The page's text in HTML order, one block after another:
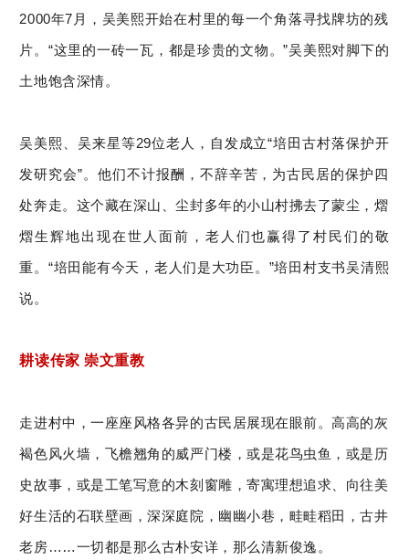
2000年7月，吴美熙开始在村里的每一个角落寻找牌坊的残
片。“这里的一砖一瓦，都是珍贵的文物。”吴美熙对脚下的
土地饱含深情。
吴美熙、吴来星等29位老人，自发成立“培田古村落保护开
发研究会”。他们不计报酬，不辞辛苦，为古民居的保护四
处奔走。这个藏在深山、尘封多年的小山村拂去了蒙尘，熠
熠生辉地出现在世人面前，老人们也赢得了村民们的敬
重。“培田能有今天，老人们是大功臣。”培田村支书吴清熙
说。
耕读传家 崇文重教
走进村中，一座座风格各异的古民居展现在眼前。高高的灰
褐色风火墙，飞檐翘角的威严门楼，或是花鸟虫鱼，或是历
史故事，或是工笔写意的木刻窗雕，寄寓理想追求、向往美
好生活的石联壁画，深深庭院，幽幽小巷，畦畦稻田，古井
老房……一切都是那么古朴安详，那么清新俊逸。